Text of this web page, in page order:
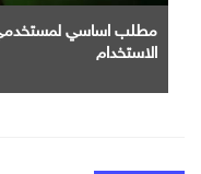
مطلب اساسي لمستخدمي
الاستخدام